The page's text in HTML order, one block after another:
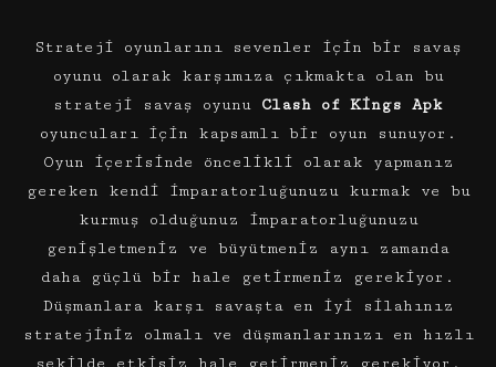
Strateji oyunlarını sevenler için bir savaş
oyunu olarak karşımıza çıkmakta olan bu
strateji savaş oyunu Clash of Kings Apk
oyuncuları için kapsamlı bir oyun sunuyor.
Oyun içerisinde öncelikli olarak yapmanız
gereken kendi imparatorluğunuzu kurmak ve bu
kurmuş olduğunuz imparatorluğunuzu
genişletmeniz ve büyütmeniz aynı zamanda
daha güçlü bir hale getirmeniz gerekiyor.
Düşmanlara karşı savaşta en iyi silahınız
stratejiniz olmalı ve düşmanlarınızı en hızlı